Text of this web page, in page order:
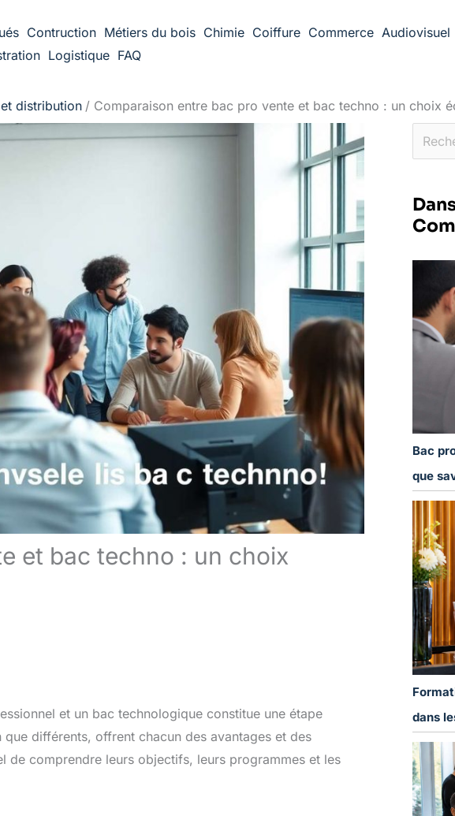
Contruction Métiers du bois Chimie Coiffure Commerce Audiovisuel
Logistique FAQ
distribution Comparaison entre bac pro vente et bac techno : un choix
et bac techno : un choix
et un bac technologique constitue une étape
différents, offrent chacun des avantages et des
de comprendre leurs objectifs, leurs programmes et les
Bac
que
dans